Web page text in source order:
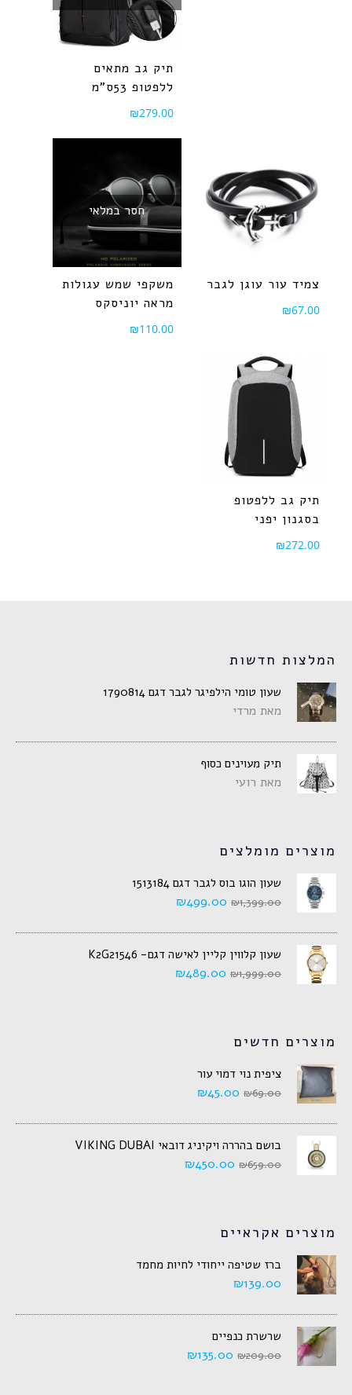
תיק גב מתאים
ללפטופ 53ס"מ
₪279.00
צמיד עור עוגן לגבר
₪67.00
חסר במלאי
משקפי שמש עגולות
מראה יוניסקס
₪110.00
תיק גב ללפטופ
בסגנון יפני
₪272.00
המלצות חדשות
שעון טומי הילפיגר לגבר דגם 1790814
מאת מרדי
תיק מעוינים כסוף
מאת רועי
מוצרים מומלצים
שעון הוגו בוס לגבר דגם 1513184
₪1,399.00
₪499.00
שעון קלווין קליין לאישה דגם- K2G21546
₪1,999.00
₪489.00
מוצרים חדשים
ציפית נוי דמוי עור
₪69.00
₪45.00
בושם בהררה ויקיניג דובאי VIKING DUBAI
₪659.00
₪450.00
מוצרים אקראיים
ברז שטיפה ייחודי לחיות מחמד
₪139.00
שרשרת כנפיים
₪209.00
₪135.00